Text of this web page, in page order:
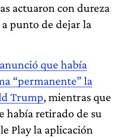
actuaron con dureza
punto de dejar la
que había
“permanente” la
Trump, mientras que
había retirado de su
Play la aplicación